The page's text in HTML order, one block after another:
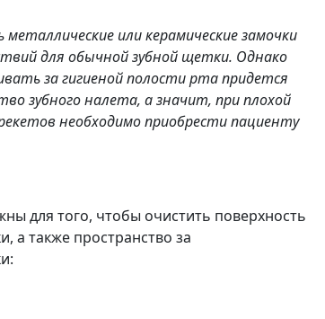
или керамические замочки
для обычной зубной щетки. Однако
за гигиеной полости рта придется
зубного налета, а значит, при плохой
необходимо приобрести пациенту
для того, чтобы очистить поверхность
а также пространство за